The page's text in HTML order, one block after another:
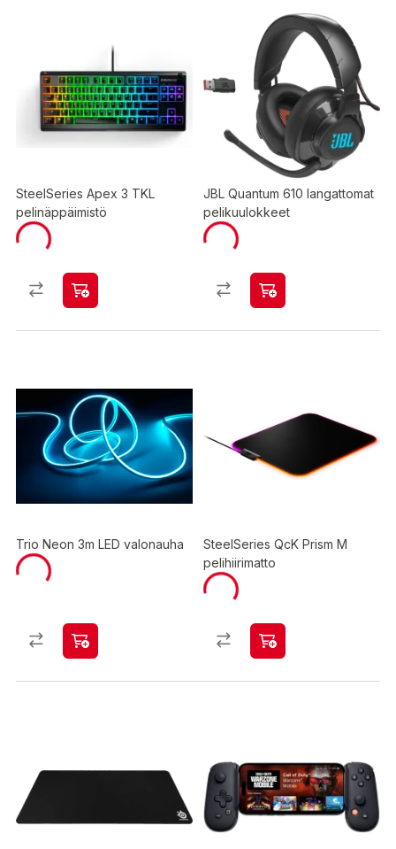
SteelSeries Apex 3 TKL
pelinäppäimistö
JBL Quantum 610 langattomat
pelikuulokkeet
Trio Neon 3m LED valonauha
SteelSeries QcK Prism M
pelihiirimatto